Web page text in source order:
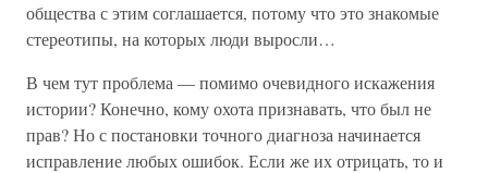
общества с этим соглашается, потому что это знакомые
стереотипы, на которых люди выросли…
В чем тут проблема — помимо очевидного искажения
истории? Конечно, кому охота признавать, что был не
прав? Но с постановки точного диагноза начинается
исправление любых ошибок. Если же их отрицать, то и